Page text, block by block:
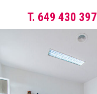
T. 649 430 397